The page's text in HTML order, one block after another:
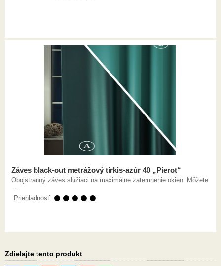
Záves black-out metrážový tirkis-azúr 40 „Pierot“
Obojstranný záves slúžiaci na maximálne zatemnenie okien. Môžete
Priehladnosť: ⚫ ⚫ ⚫ ⚫ ⚫
Zdielajte tento produkt